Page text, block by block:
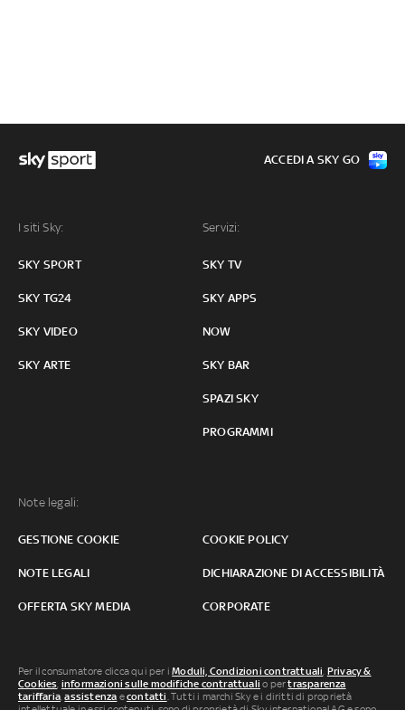
I siti Sky:
SKY SPORT
SKY TG24
SKY VIDEO
SKY ARTE
Servizi:
SKY TV
SKY APPS
NOW
SKY BAR
SPAZI SKY
PROGRAMMI
Note legali:
GESTIONE COOKIE COOKIE POLICY
NOTE LEGALI DICHIARAZIONE DI ACCESSIBILITÀ
OFFERTA SKY MEDIA CORPORATE
ACCEDI A SKY GO
Per il consumatore clicca qui per iModuli, Condizioni contrattuali, Privacy &
Cookies, informazioni sulle modifiche contrattuali o pertrasparenza
tariffaria,assistenza econtatti. Tutti i marchi Sky e i diritti di proprietà